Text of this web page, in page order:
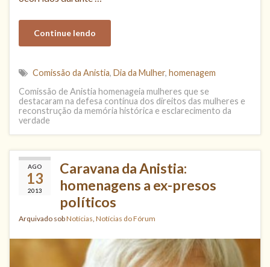
Continue lendo
Comissão da Anistia, Dia da Mulher, homenagem
Comissão de Anistia homenageia mulheres que se
destacaram na defesa contínua dos direitos das mulheres e
reconstrução da memória histórica e esclarecimento da
verdade
AGO
13
2013
Caravana da Anistia:
homenagens a ex-presos
políticos
Arquivado sobNotícias, Notícias do Fórum